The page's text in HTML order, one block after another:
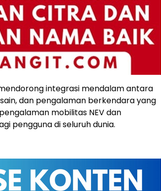
integrasi mendalam antara
dan pengalaman berkendara yang
mobilitas NEV dan
pengguna di seluruh dunia.